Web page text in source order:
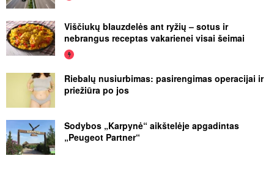
Viščiukų blauzdelės ant ryžių – sotus ir
nebrangus receptas vakarienei visai šeimai
Riebalų nusiurbimas: pasirengimas operacijai ir
priežiūra po jos
Sodybos „Karpynė“ aikštelėje apgadintas
„Peugeot Partner“